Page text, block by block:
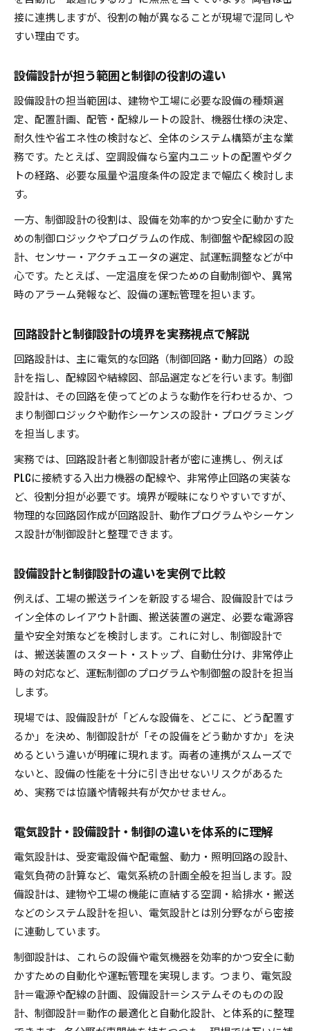
制御設計と回路設計の担当範囲を明確に解説
設備設計で押さえるべき回路設計との違い
回路設計と制御設計の関係と設備設計の役割
制御設計業界で年収・キャリアを考えるポイント
設備設計経験が制御設計の年収に与える影響
制御設計と設備設計のキャリア比較ポイント
制御設計で年収アップするために必要な設備設
験
制御設計業界で評価される設備設計スキルの重
PLCまで理解する設備設計の流れを徹底整理
設備設計とPLCの関係性と設計手順のポイント
制御盤設計やPLC学習で活かせる設備設計の知
識
設備設計と制御設計の連携で重視すべき工程
実務で役立つ設備設計からPLCまでの理解法
接に連携しますが、役割の軸が異なることが現場で混同しや
すい理由です。
設備設計が担う範囲と制御の役割の違い
設備設計の担当範囲は、建物や工場に必要な設備の種類選
定、配置計画、配管・配線ルートの設計、機器仕様の決定、
耐久性や省エネ性の検討など、全体のシステム構築が主な業
務です。たとえば、空調設備なら室内ユニットの配置やダク
トの経路、必要な風量や温度条件の設定まで幅広く検討しま
す。
一方、制御設計の役割は、設備を効率的かつ安全に動かすた
めの制御ロジックやプログラムの作成、制御盤や配線図の設
計、センサー・アクチュエータの選定、試運転調整などが中
心です。たとえば、一定温度を保つための自動制御や、異常
時のアラーム発報など、設備の運転管理を担います。
回路設計と制御設計の境界を実務視点で解説
回路設計は、主に電気的な回路（制御回路・動力回路）の設
計を指し、配線図や結線図、部品選定などを行います。制御
設計は、その回路を使ってどのような動作を行わせるか、つ
まり制御ロジックや動作シーケンスの設計・プログラミング
を担当します。
実務では、回路設計者と制御設計者が密に連携し、例えば
PLCに接続する入出力機器の配線や、非常停止回路の実装な
ど、役割分担が必要です。境界が曖昧になりやすいですが、
物理的な回路図作成が回路設計、動作プログラムやシーケン
ス設計が制御設計と整理できます。
設備設計と制御設計の違いを実例で比較
例えば、工場の搬送ラインを新設する場合、設備設計ではラ
イン全体のレイアウト計画、搬送装置の選定、必要な電源容
量や安全対策などを検討します。これに対し、制御設計で
は、搬送装置のスタート・ストップ、自動仕分け、非常停止
時の対応など、運転制御のプログラムや制御盤の設計を担当
します。
現場では、設備設計が「どんな設備を、どこに、どう配置す
るか」を決め、制御設計が「その設備をどう動かすか」を決
めるという違いが明確に現れます。両者の連携がスムーズで
ないと、設備の性能を十分に引き出せないリスクがあるた
め、実務では協議や情報共有が欠かせません。
電気設計・設備設計・制御の違いを体系的に理解
電気設計は、受変電設備や配電盤、動力・照明回路の設計、
電気負荷の計算など、電気系統の計画全般を担当します。設
備設計は、建物や工場の機能に直結する空調・給排水・搬送
などのシステム設計を担い、電気設計とは別分野ながら密接
に連動しています。
制御設計は、これらの設備や電気機器を効率的かつ安全に動
かすための自動化や運転管理を実現します。つまり、電気設
計＝電源や配線の計画、設備設計＝システムそのものの設
計、制御設計＝動作の最適化と自動化設計、と体系的に整理